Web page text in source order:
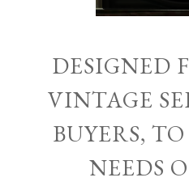
DESIGNED
VINTAGE
BUYERS,
NEEDS